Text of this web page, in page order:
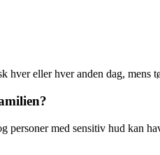
eller hver anden dag, mens
med sensitiv hud kan